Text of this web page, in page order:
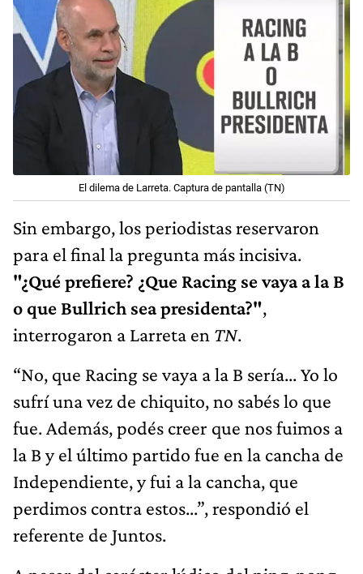
El dilema de Larreta. Captura de pantalla (TN)
Sin embargo, los periodistas reservaron
para el final la pregunta más incisiva.
"¿Qué prefiere? ¿Que Racing se vaya a la B
o que Bullrich sea presidenta?",
interrogaron a Larreta en TN.
“No, que Racing se vaya a la B sería... Yo lo
sufrí una vez de chiquito, no sabés lo que
fue. Además, podés creer que nos fuimos a
la B y el último partido fue en la cancha de
Independiente, y fui a la cancha, que
perdimos contra estos...”, respondió el
referente de Juntos.